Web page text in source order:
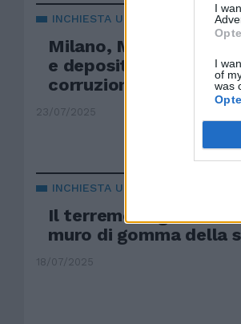
I
I
of
was
INCHIESTA URBANISTICA
Milano, Marinoni non
e deposita una
corruzione"
23/07/2025
INCHIESTA URBANISTICA
Il terremoto
muro di gomma della
18/07/2025